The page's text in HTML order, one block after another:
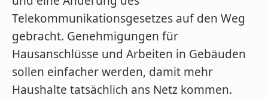
Telekommunikationsgesetzes auf den Weg
gebracht. Genehmigungen für
Hausanschlüsse und Arbeiten in Gebäuden
sollen einfacher werden, damit mehr
Haushalte tatsächlich ans Netz kommen.